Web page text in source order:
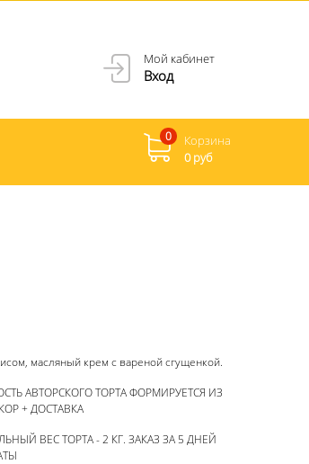
Мой кабинет
Вход
0
Корзина
0 руб
масляный крем с вареной сгущенкой.
АВТОРСКОГО ТОРТА ФОРМИРУЕТСЯ ИЗ
+ ДОСТАВКА
ВЕС ТОРТА - 2 КГ. ЗАКАЗ ЗА 5 ДНЕЙ